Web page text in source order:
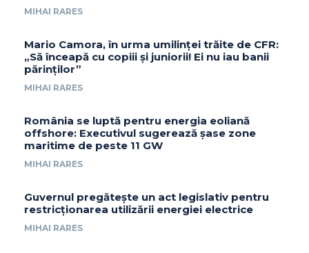
MIHAI RARES
Mario Camora, în urma umilinței trăite de CFR:
„Să înceapă cu copiii și juniorii! Ei nu iau banii
părinților”
MIHAI RARES
România se luptă pentru energia eoliană
offshore: Executivul sugerează șase zone
maritime de peste 11 GW
MIHAI RARES
Guvernul pregătește un act legislativ pentru
restricționarea utilizării energiei electrice
MIHAI RARES